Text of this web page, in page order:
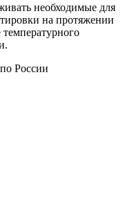
необходимые для
на протяжении
России